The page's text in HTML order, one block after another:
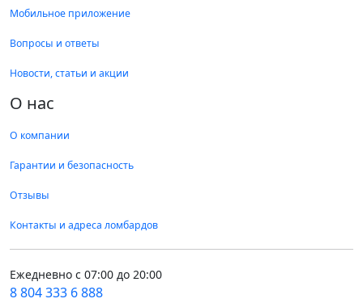
Мобильное приложение
Вопросы и ответы
Новости, статьи и акции
О нас
О компании
Гарантии и безопасность
Отзывы
Контакты и адреса ломбардов
Ежедневно с 07:00 до 20:00
8 804 333 6 888